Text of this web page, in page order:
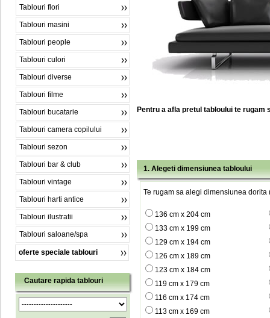
Tablouri flori
Tablouri masini
Tablouri people
Tablouri culori
Tablouri diverse
Tablouri filme
Tablouri bucatarie
Tablouri camera copilului
Tablouri sezon
Tablouri bar & club
Tablouri vintage
Tablouri harti antice
Tablouri ilustratii
Tablouri saloane/spa
oferte speciale tablouri
Cautare rapida tablouri
Pentru a afla pretul tabloului te rugam
1. Alegeti dimensiunea tabloului
Te rugam sa alegi dimensiunea dorita
136 cm x 204 cm
133 cm x 199 cm
129 cm x 194 cm
126 cm x 189 cm
123 cm x 184 cm
119 cm x 179 cm
116 cm x 174 cm
113 cm x 169 cm